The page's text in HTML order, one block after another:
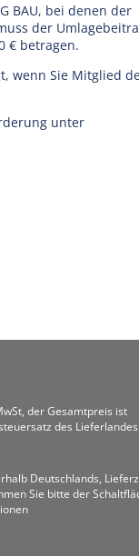
BAU, bei denen der
der
€ betragen.
wenn Sie Mitglied
unter
der Gesamtpreis ist
des Lieferlandes.
Deutschlands,
Sie bitte der